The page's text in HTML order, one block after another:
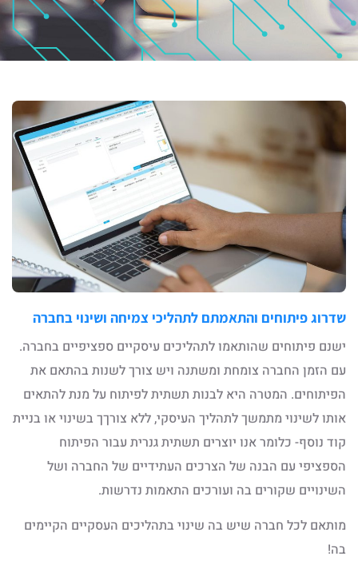
שדרוג פיתוחים והתאמתם לתהליכי צמיחה ושינוי בחברה
ישנם פיתוחים שהותאמו לתהליכים עיסקיים ספציפיים בחברה.
עם הזמן החברה צומחת ומשתנה ויש צורך לשנות בהתאם את
הפיתוחים. המטרה היא לבנות תשתית לפיתוח על מנת להתאים
אותו לשינוי מתמשך לתהליך העיסקי, ללא צורךך בשינוי או בניית
קוד נוסף- כלומר אנו יוצרים תשתית גנרית עבור הפיתוח
הספציפי עם הבנה של הצרכים העתידיים של החברה ושל
השינויים שקורים בה ועורכים התאמות נדרשות.
מותאם לכל חברה שיש בה שינוי בתהליכים העסקיים הקיימים
בה!